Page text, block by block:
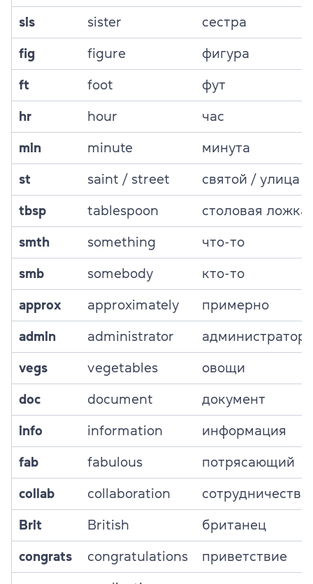
sis sister сестра
fig figure фигура
ft foot фут
hr hour час
min minute минута
st saint / street святой / улица
tbsp tablespoon столовая ложка
smth something что-то
smb somebody кто-то
approx approximately примерно
admin administrator администратор
vegs vegetables овощи
doc document документ
info information информация
fab fabulous потрясающий
collab collaboration сотрудничество
Brit British британец
congrats congratulations приветствие